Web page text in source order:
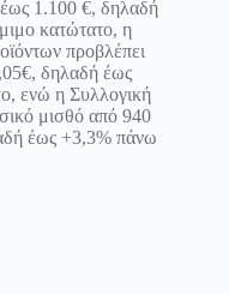
1.100 €, δηλαδή
κατώτατο, η
προβλέπει
δηλαδή έως
ενώ η Συλλογική
μισθό από 940
έως +3,3% πάνω